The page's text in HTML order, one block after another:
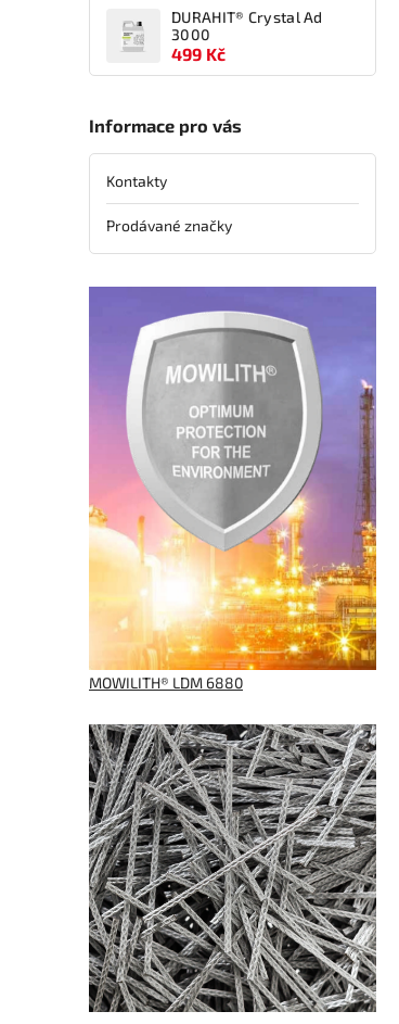
DURAHIT® Crystal Ad
3000
499 Kč
Informace pro vás
Kontakty
Prodávané značky
MOWILITH® LDM 6880